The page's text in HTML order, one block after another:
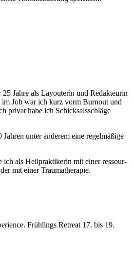
Jahre als Layouterin und Redak­teurin
im Job war ich kurz vorm Burnout und
privat habe ich Schick­sals­schläge
unter anderem eine regelmäßige
ich als Heil­prakti­kerin mit einer ressour­
mit einer Trauma­therapie.